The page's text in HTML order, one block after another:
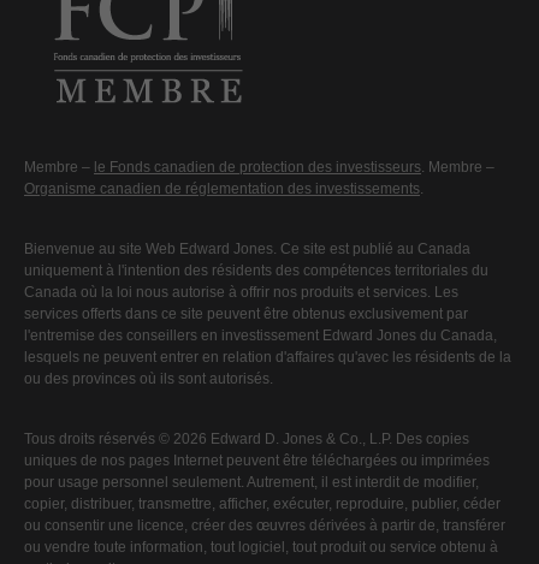
Membre – le Fonds canadien de protection des investisseurs . Membre –
Organisme canadien de réglementation des investissements
Bienvenue au site Web Edward Jones. Ce site est publié au Canada
uniquement à l'intention des résidents des compétences territoriales du
Canada où la loi nous autorise à offrir nos produits et services. Les
services offerts dans ce site peuvent être obtenus exclusivement par
l'entremise des conseillers en investissement Edward Jones du Canada,
lesquels ne peuvent entrer en relation d'affaires qu'avec les résidents de la
ou des provinces où ils sont autorisés.
Tous droits réservés © 2026 Edward D. Jones & Co., L.P. Des copies
uniques de nos pages Internet peuvent être téléchargées ou imprimées
pour usage personnel seulement. Autrement, il est interdit de modifier,
copier, distribuer, transmettre, afficher, exécuter, reproduire, publier, céder
ou consentir une licence, créer des œuvres dérivées à partir de, transférer
ou vendre toute information, tout logiciel, tout produit ou service obtenu à